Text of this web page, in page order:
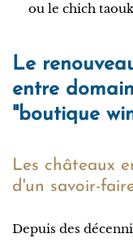
ou le chich
Le
entre
"boutique
Les châteaux
d'un savoir-
Depuis des